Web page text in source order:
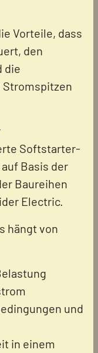
Vorteile, dass
den
die
Stromspitzen
Softstarter-
Basis der
Baureihen
Electric.
hängt von
und
in einem